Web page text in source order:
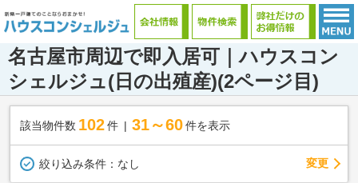
名古屋市周辺で即入居可｜ハウスコン
シェルジュ(日の出殖産)(2ページ目)
該当物件数 102件 31～60 件を表示
絞り込み条件： なし 変更